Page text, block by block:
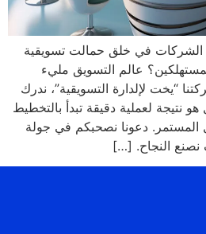
في خلق حمالت تسویقیة
عالم التسویق مليء
“یخت لإلدارة التسویقیة”، ندرك
نتیجة لعملیة دقیقة تبدأ بالتخطیط
المستمر. دعونا نصحبكم في جولة
النجاح. […]